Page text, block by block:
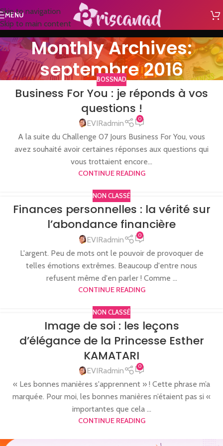
Skip to navigation
Skip to main content
MENU
Monthly Archives:
septembre 2016
BOSSNAD
Business For You : je réponds à vos
questions !
EVIRadmin 0
A la suite du Challenge 07 Jours Business For You, vous
avez souhaité avoir certaines réponses aux questions qui
vous trottaient encore...
CONTINUE READING
NON CLASSÉ
Finances personnelles : la vérité sur
l’abondance financière
EVIRadmin 0
L'argent. Peu de mots ont le pouvoir de provoquer de
telles émotions extrêmes. Beaucoup d'entre nous
refusent même d'en parler ! Comme ...
CONTINUE READING
NON CLASSÉ
Image de soi : les leçons
d’élégance de la Princesse Esther
KAMATARI
EVIRadmin 0
« Les bonnes manières s'apprennent » ! Cette phrase m’a
marquée. Pour moi, les bonnes manières n’étaient pas si «
importantes que cela ...
CONTINUE READING